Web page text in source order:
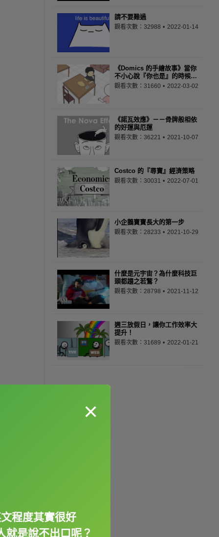
請不要難過
觀看次數：32988 2022-01-14
《Domics 的手繪故事》當你
不小心說『你也是』的時候…
觀看次數：31660 2022-03-02
《諾瓦效應》－－骨牌般相依
的好運與厄運
觀看次數：36221 2021-10-07
Costco 的『尋寶』經濟策略
觀看次數：30031 2022-07-01
小企鵝寶寶長大的第一步
觀看次數：28233 2021-10-29
什麼是元宇宙？為什麼科技巨
頭都趨之若鶩？
觀看次數：28798 2021-11-12
週三放假日，讓你工作效率大
提升！
觀看次數：31689 2022-01-21
×
程度其實很好
就是說不出口呢？